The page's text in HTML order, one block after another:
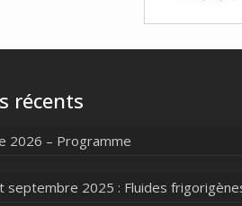
récents
2026 – Programme
septembre 2025 : Fluides